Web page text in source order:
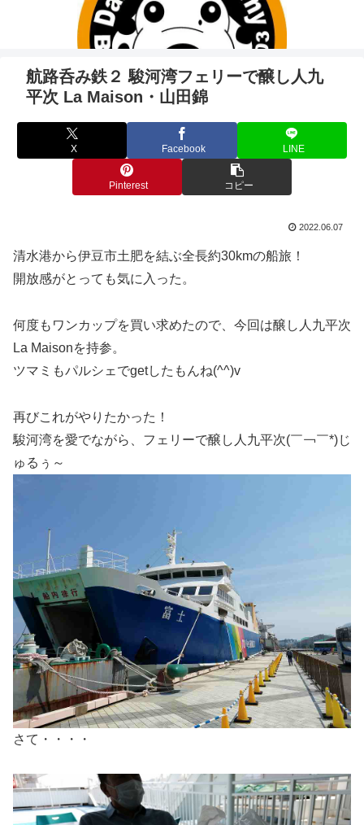
航路呑み鉄２ 駿河湾フェリーで醸し人九
平次 La Maison・山田錦
X Facebook LINE
Pinterest コピー
2022.06.07
清水港から伊豆市土肥を結ぶ全長約30kmの船旅！
開放感がとっても気に入った。
何度もワンカップを買い求めたので、今回は醸し人九平次
La Maisonを持参。
ツマミもパルシェでgetしたもんね(^^)v
再びこれがやりたかった！
駿河湾を愛でながら、フェリーで醸し人九平次(￣￢￣*)じ
ゅるぅ～
さて・・・・